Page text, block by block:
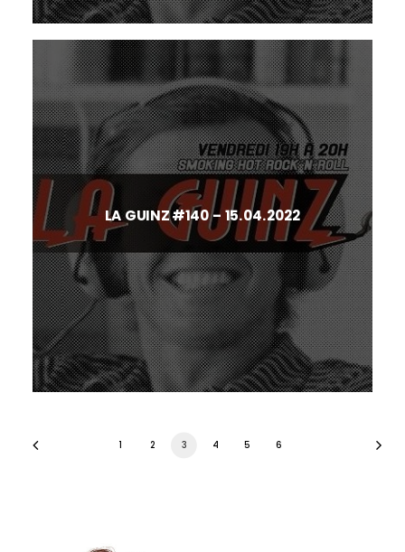
LA GUINZ #140 – 15.04.2022
1 2 3 4 5 6